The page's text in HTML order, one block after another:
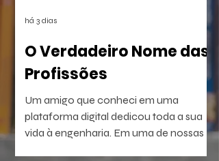
O Verdadeiro Nome das
Profissões
Um amigo que conheci em uma
plataforma digital dedicou toda a sua
vida à engenharia. Em uma de nossas
há 3 dias